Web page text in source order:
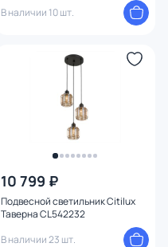
В наличии 10 шт.
10 799 ₽
Подвесной светильник Citilux
Таверна CL542232
В наличии 23 шт.